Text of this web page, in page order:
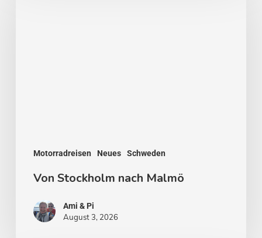
Motorradreisen Neues Schweden
Von Stockholm nach Malmö
Ami & Pi
August 3, 2026